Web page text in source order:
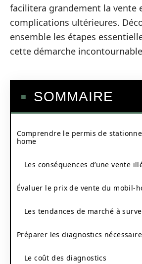
facilitera grandement la vente
complications ultérieures.
ensemble les étapes
cette démarche
SOMMAIRE
Comprendre le permis de
home
Les conséquences d’une vente
Évaluer le prix de vente du mobil-
Les tendances de marché à
Préparer les diagnostics
Le coût des diagnostics